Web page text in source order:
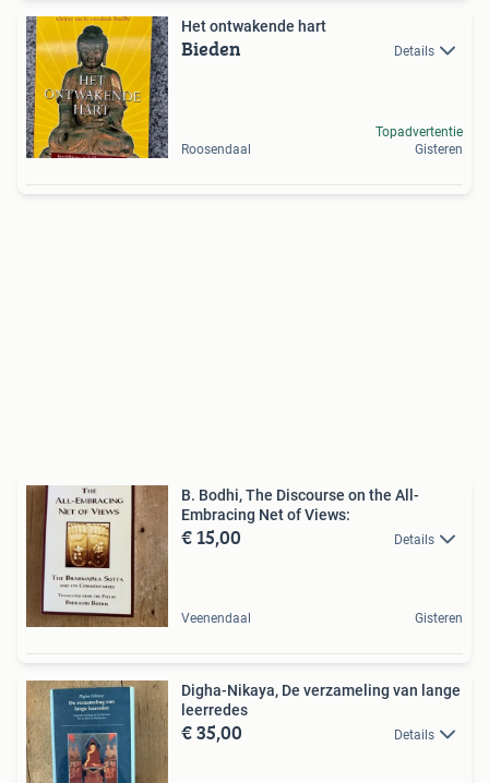
Het ontwakende hart
Bieden Details
Roosendaal
Topadvertentie
Gisteren
B. Bodhi, The Discourse on the All-
Embracing Net of Views:
€ 15,00 Details
Veenendaal Gisteren
Digha-Nikaya, De verzameling van lange
leerredes
€ 35,00 Details